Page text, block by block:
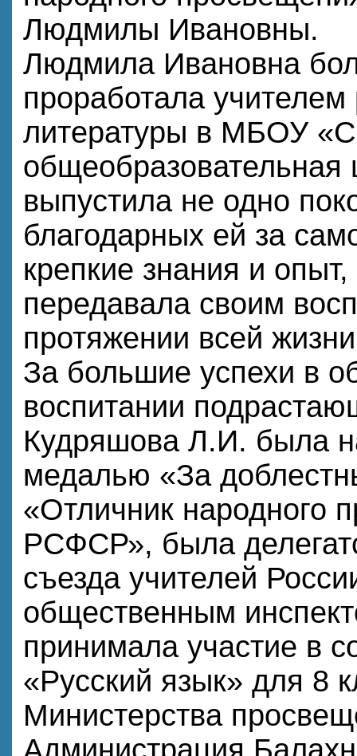
Людмилы Ивановны.
Людмила Ивановна
проработала учителем
литературы в МБОУ
выпустила не одно
благодарных ей за
крепкие знания и
передавала своим
протяжении всей
За большие успехи в
воспитании
Кудряшова Л.И. была
медалью «За
«Отличник народного
РСФСР», была
съезда учителей
общественным
принимала участие в
«Русский язык» для 8
Министерства